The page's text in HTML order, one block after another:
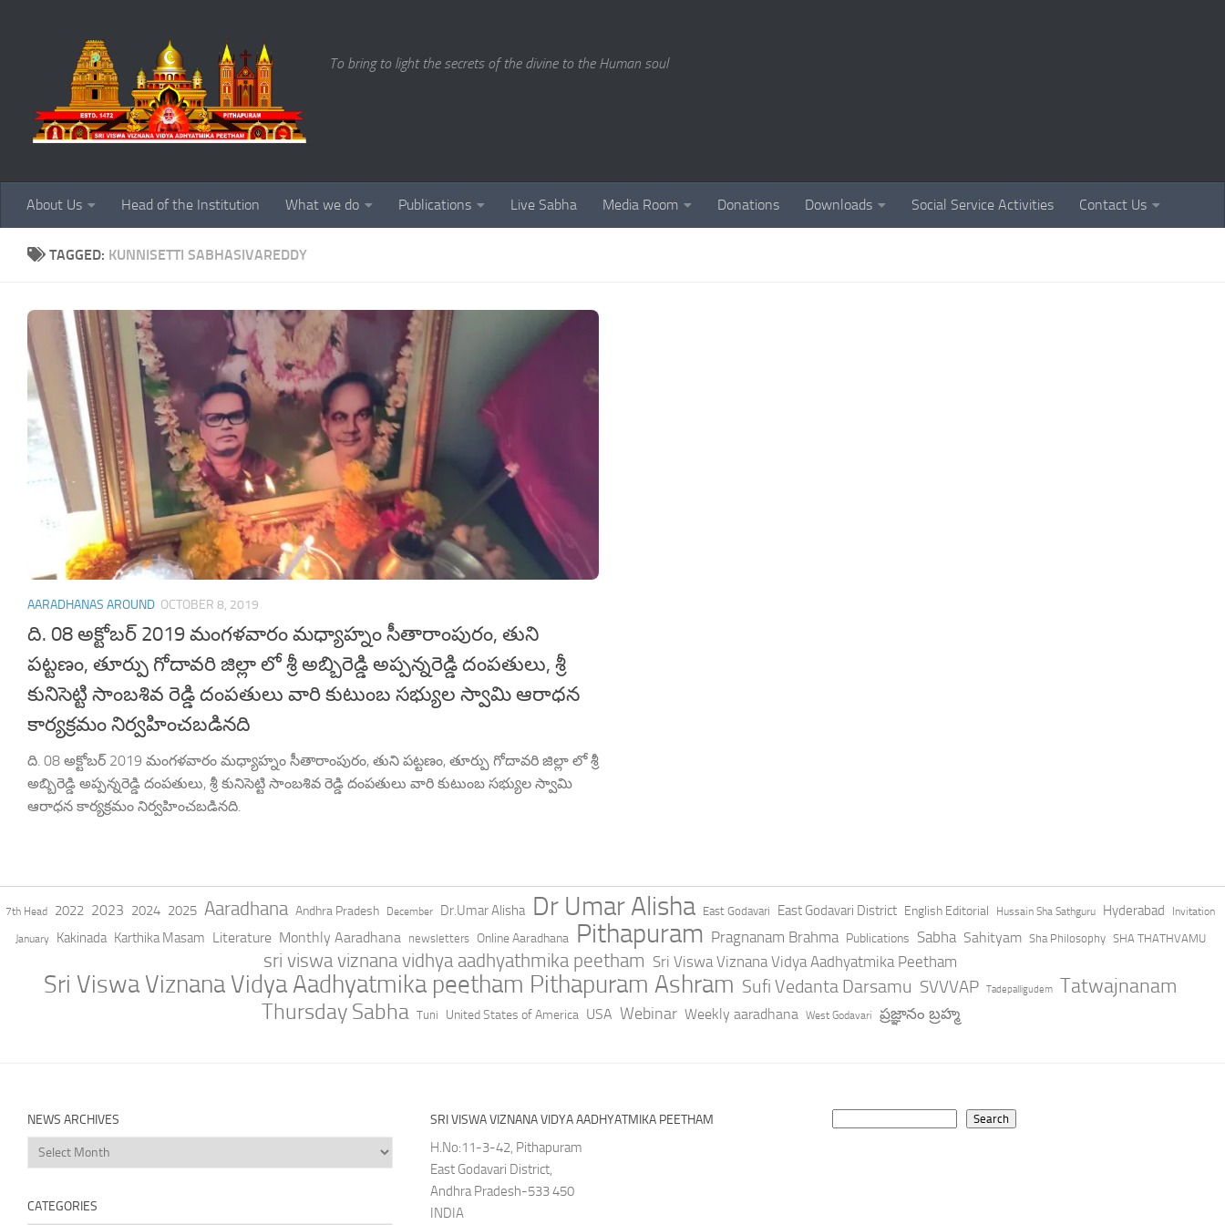
To bring to light the secrets of the divine to the Human soul
About Us Head of the Institution What we do Publications Live Sabha Media Room Donations Downloads Social Service Activities Contact Us
TAGGED: KUNNISETTI SABHASIVAREDDY
AARADHANAS AROUND OCTOBER 8, 2019
ది. 08 అక్టోబర్ 2019 మంగళవారం మధ్యాహ్నం సీతారాంపురం, తుని
పట్టణం, తూర్పు గోదావరి జిల్లా లో శ్రీ అబ్బిరెడ్డి అప్పన్నరెడ్డి దంపతులు, శ్రీ
కునిసెట్టి సాంబశివ రెడ్డి దంపతులు వారి కుటుంబ సభ్యుల స్వామి ఆరాధన
కార్యక్రమం నిర్వహించబడినది
ది. 08 అక్టోబర్ 2019 మంగళవారం మధ్యాహ్నం సీతారాంపురం, తుని పట్టణం, తూర్పు గోదావరి జిల్లా లో శ్రీ
అబ్బిరెడ్డి అప్పన్నరెడ్డి దంపతులు, శ్రీ కునిసెట్టి సాంబశివ రెడ్డి దంపతులు వారి కుటుంబ సభ్యుల స్వామి
ఆరాధన కార్యక్రమం నిర్వహించబడినది.
7th Head 2022 2023 2024 2025 Aaradhana Andhra Pradesh December Dr.Umar Alisha Dr Umar Alisha East Godavari East Godavari District English Editorial Hussain Sha Sathguru Hyderabad Invitation
January Kakinada Karthika Masam Literature Monthly Aaradhana newsletters Online Aaradhana Pithapuram Pragnanam Brahma Publications Sabha Sahityam Sha Philosophy SHA THATHVAMU
sri viswa viznana vidhya aadhyathmika peetham Sri Viswa Viznana Vidya Aadhyatmika Peetham
Sri Viswa Viznana Vidya Aadhyatmika peetham Pithapuram Ashram Sufi Vedanta Darsamu SVVVAP Tadepalligudem Tatwajnanam
Thursday Sabha Tuni United States of America USA Webinar Weekly aaradhana West Godavari ప్రజ్ఞానం బ్రహ్మ
NEWS ARCHIVES
News
Archives
CATEGORIES
SRI VISWA VIZNANA VIDYA AADHYATMIKA PEETHAM
H.No:11-3-42, Pithapuram
East Godavari District,
Andhra Pradesh-533 450
INDIA
Search